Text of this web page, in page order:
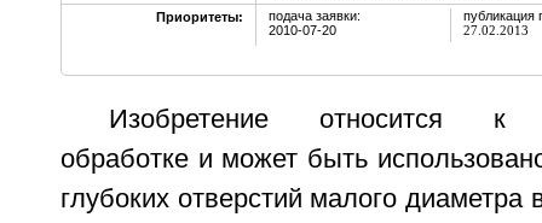
Приоритеты:
подача заявки:
2010-07-20
публикация
27.02.2013
Изобретение относится к
обработке и может быть
глубоких отверстий малого диаметра